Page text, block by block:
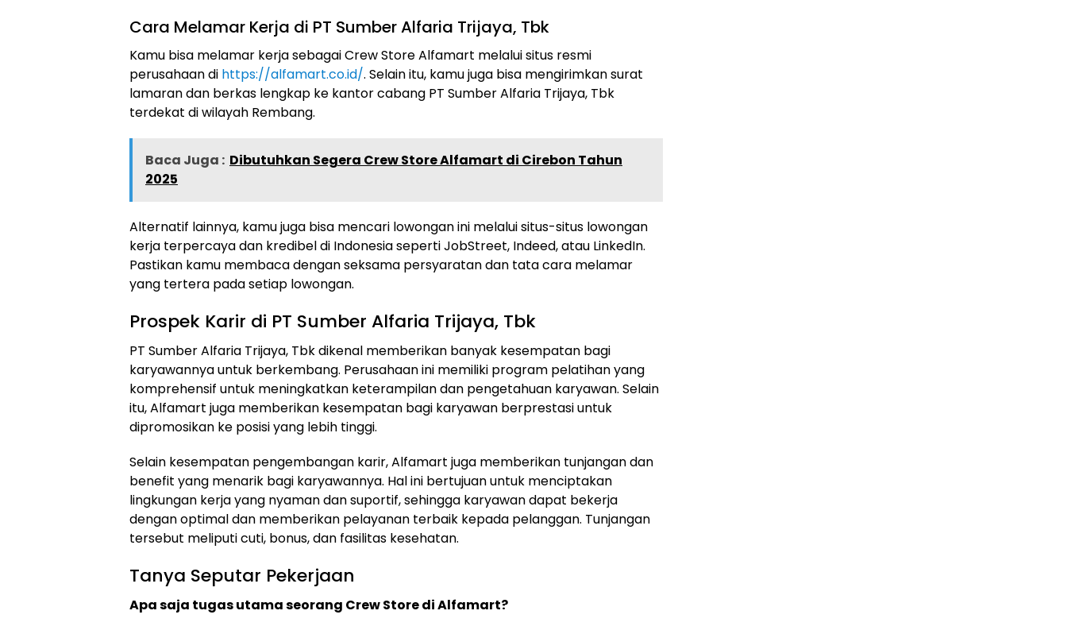
Cara Melamar Kerja di PT Sumber Alfaria Trijaya, Tbk
Kamu bisa melamar kerja sebagai Crew Store Alfamart melalui situs resmi
perusahaan di https://alfamart.co.id/. Selain itu, kamu juga bisa mengirimkan surat
lamaran dan berkas lengkap ke kantor cabang PT Sumber Alfaria Trijaya, Tbk
terdekat di wilayah Rembang.
Baca Juga : Dibutuhkan Segera Crew Store Alfamart di Cirebon Tahun
2025
Alternatif lainnya, kamu juga bisa mencari lowongan ini melalui situs-situs lowongan
kerja terpercaya dan kredibel di Indonesia seperti JobStreet, Indeed, atau LinkedIn.
Pastikan kamu membaca dengan seksama persyaratan dan tata cara melamar
yang tertera pada setiap lowongan.
Prospek Karir di PT Sumber Alfaria Trijaya, Tbk
PT Sumber Alfaria Trijaya, Tbk dikenal memberikan banyak kesempatan bagi
karyawannya untuk berkembang. Perusahaan ini memiliki program pelatihan yang
komprehensif untuk meningkatkan keterampilan dan pengetahuan karyawan. Selain
itu, Alfamart juga memberikan kesempatan bagi karyawan berprestasi untuk
dipromosikan ke posisi yang lebih tinggi.
Selain kesempatan pengembangan karir, Alfamart juga memberikan tunjangan dan
benefit yang menarik bagi karyawannya. Hal ini bertujuan untuk menciptakan
lingkungan kerja yang nyaman dan suportif, sehingga karyawan dapat bekerja
dengan optimal dan memberikan pelayanan terbaik kepada pelanggan. Tunjangan
tersebut meliputi cuti, bonus, dan fasilitas kesehatan.
Tanya Seputar Pekerjaan
Apa saja tugas utama seorang Crew Store di Alfamart?